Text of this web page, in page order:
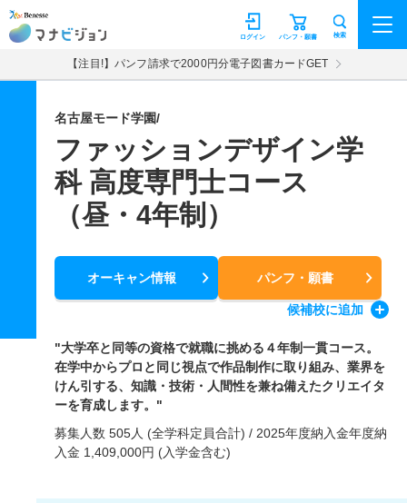
マナビジョン パンフ・願書
ログイン 検索
【注目!】パンフ請求で2000円分電子図書カードGET
名古屋モード学園/
ファッションデザイン学
科 高度専門士コース
（昼・4年制）
オーキャン情報 パンフ・願書
候補校に追加
"大学卒と同等の資格で就職に挑める４年制一貫コース。
在学中からプロと同じ視点で作品制作に取り組み、業界を
けん引する、知識・技術・人間性を兼ね備えたクリエイタ
ーを育成します。"
募集人数 505人 (全学科定員合計) / 2025年度納入金年度納
入金 1,409,000円 (入学金含む)